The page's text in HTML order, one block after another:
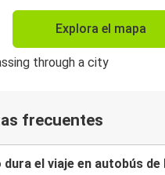
Explora el mapa
frecuentes
dura el viaje en autobús